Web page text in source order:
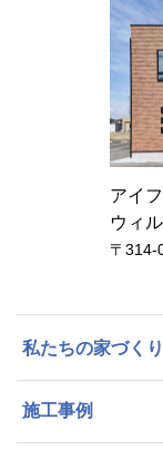
アイ
ウィ
〒314-
私たちの家づくり
施工事例